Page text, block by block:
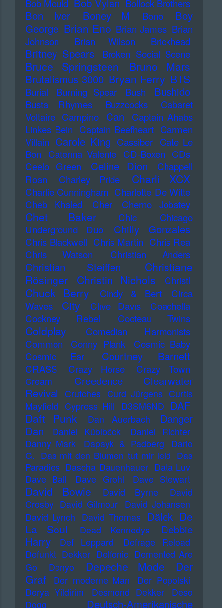
Bob Mould Bob Vylan Bollock Brothers
Bon Iver Boney M Bono
Boy
George Brian Eno Brian James Brian
Johnson
Brian Wilson Brickhead
Britney Spears Broken Social Scene
Bruce Springsteen Bruno Mars
Brutalismus 3000 Bryan Ferry BTS
Burial Burning Spear Bush Bushido
Busta Rhymes Buzzcocks
Cabaret
Voltaire Campino Can
Captain Ahabs
Linkes Bein Captain Beefheart Carmen
Villain Carole King Cassiber Cate Le
Bon
Caterina Valente CD-Boxen
CDs
Ceelo Green
Celine Dion
Chappell
Roan
Charley Pride Charli XCX
Charlie Cunningham Charlotte De Witte
Cheb Khaled
Cher Cherno Jobatey
Chet Baker Chic
Chicago
Underground Duo
Chilly Gonzales
Chris Blackwell Chris Martin Chris Rea
Chris Watson
Christian Anders
Christian Steiffen
Christiane
Rösinger
Christin Nichols Christl
Chuck Berry Cindy & Bert
Circa
Waves
City Clive Davis
Coachella
Cockney Rebel
Cocteau Twins
Coldplay
Comedian Harmonists
Common
Conny Plank
Cosmic Baby
Cosmic Ear
Courtney Barnett
CRASS Crazy Horse Crazy Town
Cream
Creedence Clearwater
Revival
Crutches Curd Jürgens Curtis
Mayfield Cypress Hill D3SM6ND DAF
Daft Punk Dan Auerbach
Danger
Dan
Daniel Küblböck
Daniel Richter
Danny Mark
Dapayk & Padberg
Dario
G. Das mit den Blumen tut mir leid Das
Paradies Dascha Dauenhauer Data Luv
Dave Ball
Dave Grohl Dave Stewart
David Bowie David Byrne
David
Crosby David Gilmour David Johansen
David Lynch David Thomas Dälek De
La Soul
Dead Kennedys
Debbie
Harry
Def Leppard
Defrage Reload
Defunkt Dekker Delfonic Demented Are
Go
Denyo Depeche Mode
Der
Graf
Der moderne Man
Der Popolski
Derya Yildirim
Desmond Dekker
Deso
Dogg
Deutsch-Amerikanische